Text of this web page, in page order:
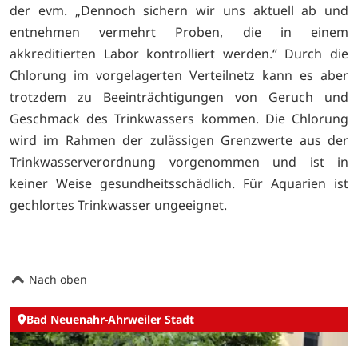
der evm. „Dennoch sichern wir uns aktuell ab und
entnehmen vermehrt Proben, die in einem
akkreditierten Labor kontrolliert werden.“ Durch die
Chlorung im vorgelagerten Verteilnetz kann es aber
trotzdem zu Beeinträchtigungen von Geruch und
Geschmack des Trinkwassers kommen. Die Chlorung
wird im Rahmen der zulässigen Grenzwerte aus der
Trinkwasserverordnung vorgenommen und ist in
keiner Weise gesundheitsschädlich. Für Aquarien ist
gechlortes Trinkwasser ungeeignet.
Nach oben
Bad Neuenahr-Ahrweiler Stadt